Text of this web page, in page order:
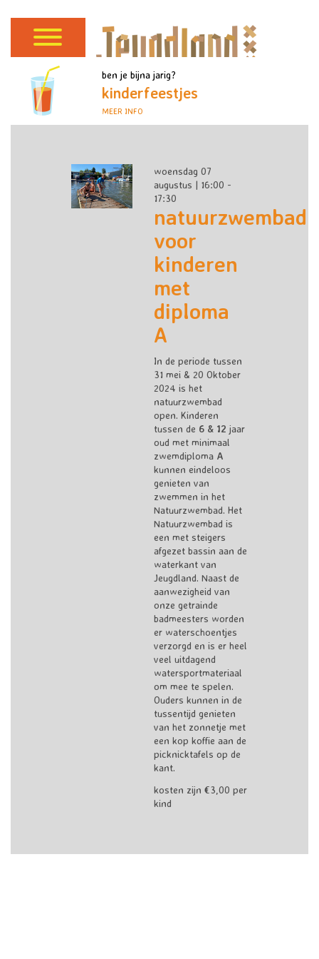
ben je bijna jarig?
kinderfeestjes
MEER INFO
woensdag 07
augustus | 16:00 -
17:30
natuurzwembad
voor
kinderen
met
diploma
A
In de periode tussen
31 mei & 20 Oktober
2024 is het
natuurzwembad
open. Kinderen
tussen de 6 & 12 jaar
oud met minimaal
zwemdiploma A
kunnen eindeloos
genieten van
zwemmen in het
Natuurzwembad. Het
Natuurzwembad is
een met steigers
afgezet bassin aan de
waterkant van
Jeugdland. Naast de
aanwezigheid van
onze getrainde
badmeesters worden
er waterschoentjes
verzorgd en is er heel
veel uitdagend
watersportmateriaal
om mee te spelen.
Ouders kunnen in de
tussentijd genieten
van het zonnetje met
een kop koffie aan de
picknicktafels op de
kant.
kosten zijn €3,00 per
kind